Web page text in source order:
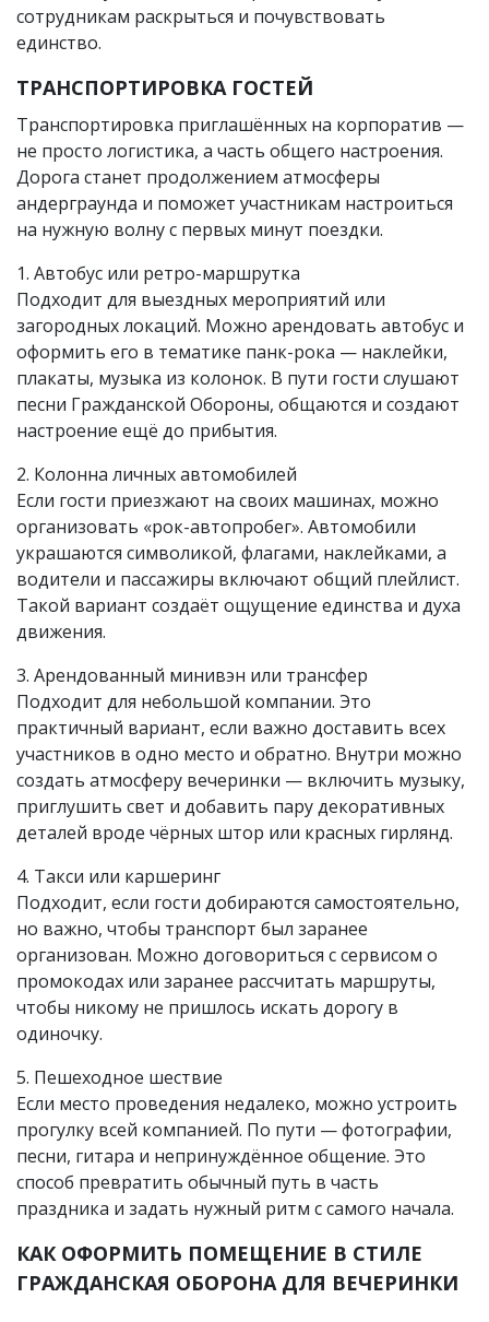
сотрудникам раскрыться и почувствовать
единство.
ТРАНСПОРТИРОВКА ГОСТЕЙ
Транспортировка приглашённых на корпоратив —
не просто логистика, а часть общего настроения.
Дорога станет продолжением атмосферы
андерграунда и поможет участникам настроиться
на нужную волну с первых минут поездки.
1. Автобус или ретро-маршрутка
Подходит для выездных мероприятий или
загородных локаций. Можно арендовать автобус и
оформить его в тематике панк-рока — наклейки,
плакаты, музыка из колонок. В пути гости слушают
песни Гражданской Обороны, общаются и создают
настроение ещё до прибытия.
2. Колонна личных автомобилей
Если гости приезжают на своих машинах, можно
организовать «рок-автопробег». Автомобили
украшаются символикой, флагами, наклейками, а
водители и пассажиры включают общий плейлист.
Такой вариант создаёт ощущение единства и духа
движения.
3. Арендованный минивэн или трансфер
Подходит для небольшой компании. Это
практичный вариант, если важно доставить всех
участников в одно место и обратно. Внутри можно
создать атмосферу вечеринки — включить музыку,
приглушить свет и добавить пару декоративных
деталей вроде чёрных штор или красных гирлянд.
4. Такси или каршеринг
Подходит, если гости добираются самостоятельно,
но важно, чтобы транспорт был заранее
организован. Можно договориться с сервисом о
промокодах или заранее рассчитать маршруты,
чтобы никому не пришлось искать дорогу в
одиночку.
5. Пешеходное шествие
Если место проведения недалеко, можно устроить
прогулку всей компанией. По пути — фотографии,
песни, гитара и непринуждённое общение. Это
способ превратить обычный путь в часть
праздника и задать нужный ритм с самого начала.
КАК ОФОРМИТЬ ПОМЕЩЕНИЕ В СТИЛЕ
ГРАЖДАНСКАЯ ОБОРОНА ДЛЯ ВЕЧЕРИНКИ